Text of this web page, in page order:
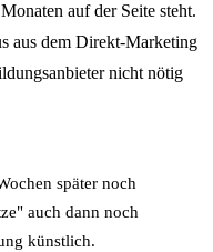
auf der Seite steht.
aus dem Direkt-Marketing
nicht nötig
später noch
auch dann noch
künstlich.